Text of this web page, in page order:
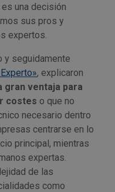
una decisión
sus pros y
expertos.
y seguidamente
, explicaron
gran ventaja para
costes o que no
necesario dentro
centrarse en lo
principal, mientras
expertas.
de las
como